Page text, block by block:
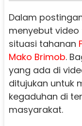
Dalam
menyebut
situasi tahanan
Mako Brimob.
yang ada di
ditujukan untuk
kegaduhan di
masyarakat.